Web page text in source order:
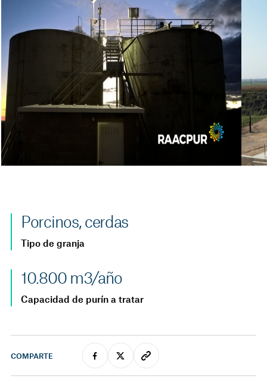
Porcinos, cerdas
Tipo de granja
10.800 m3/año
Capacidad de purín a tratar
COMPARTE